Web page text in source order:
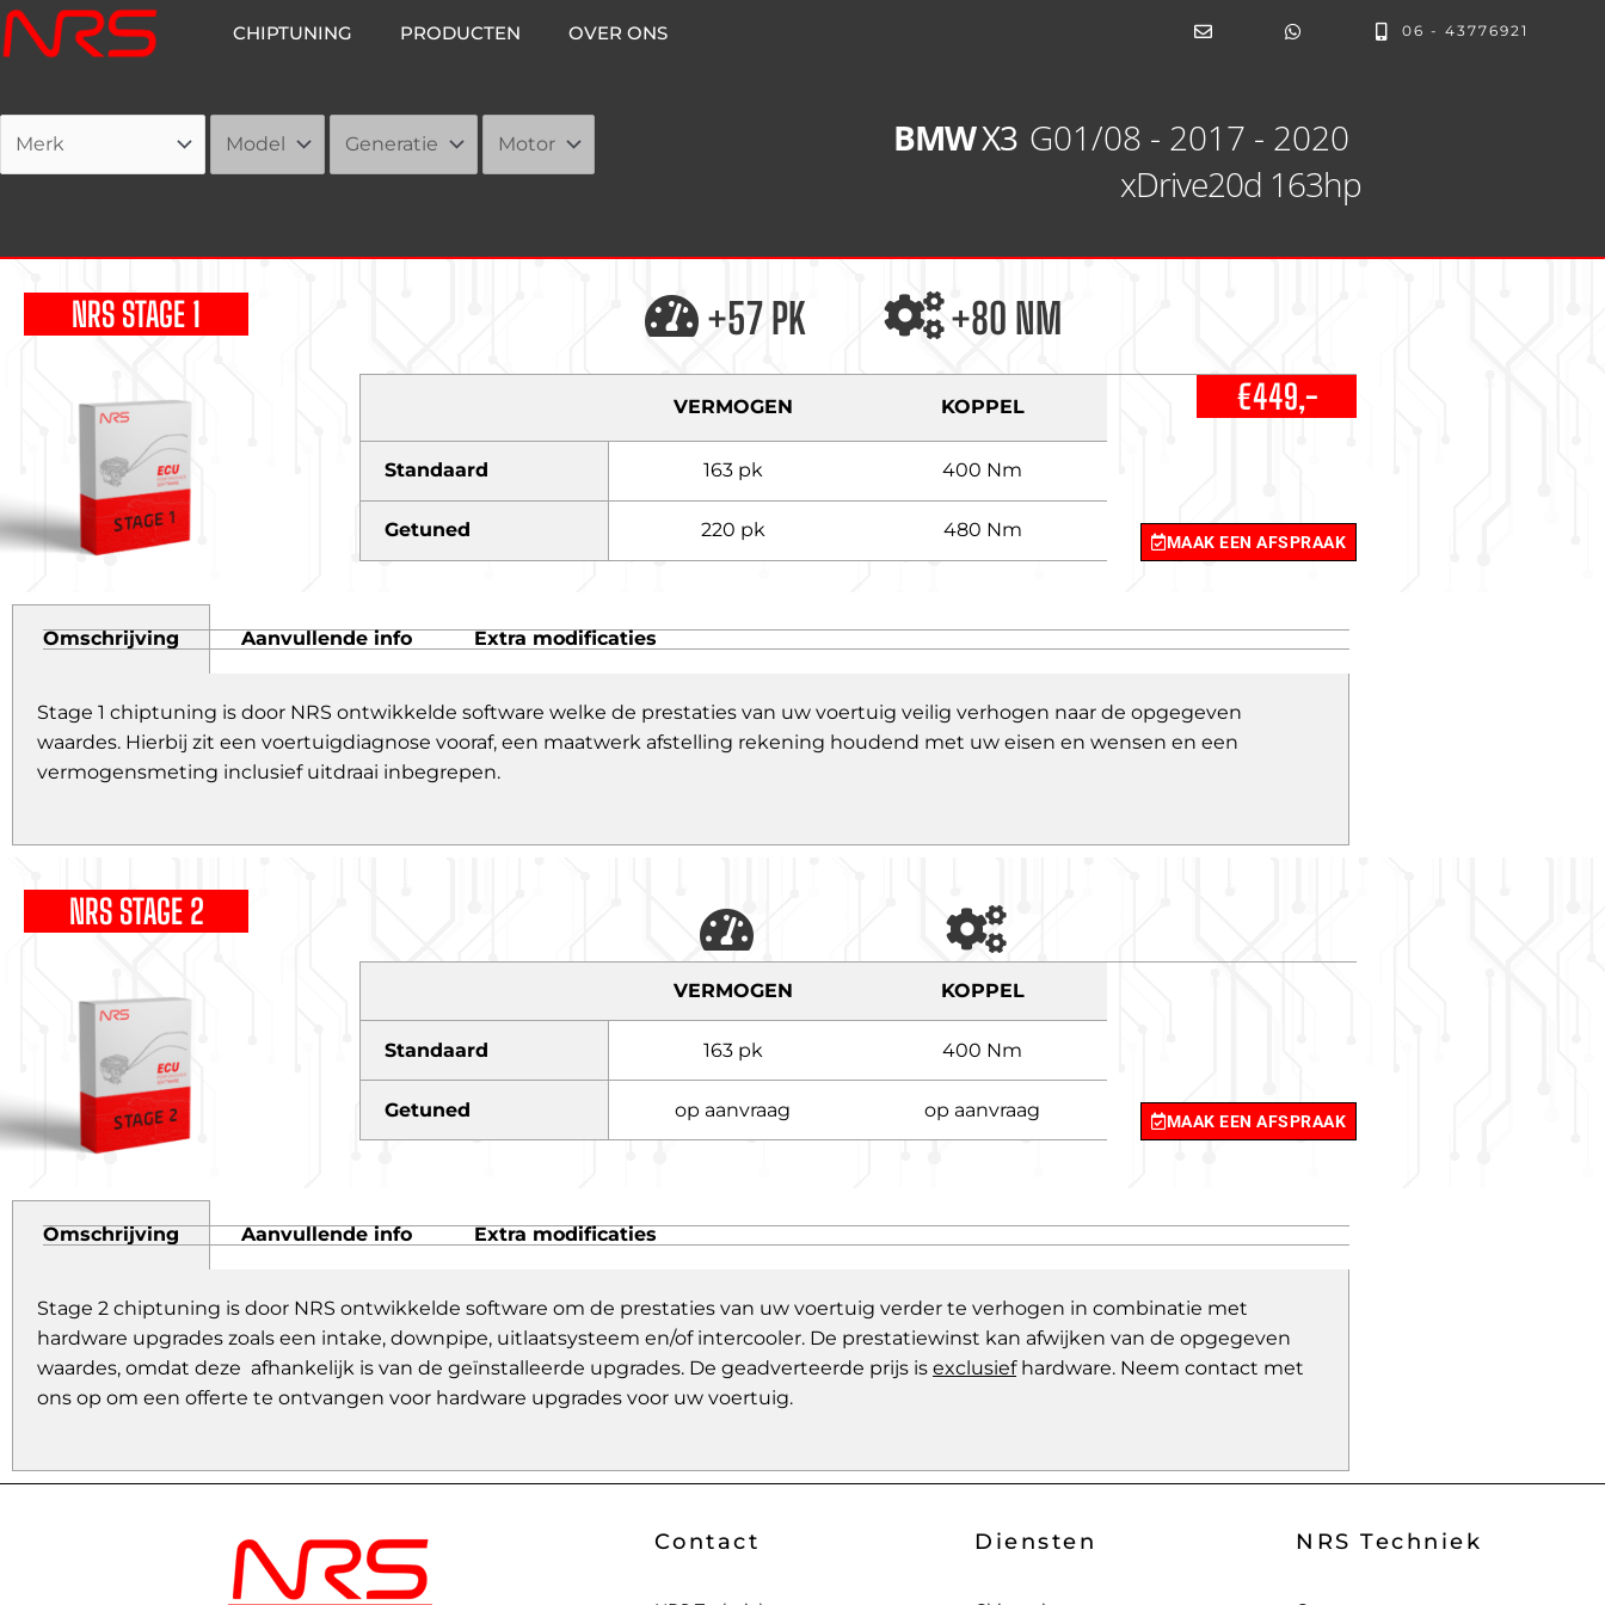
Ga
naar
CHIPTUNING PRODUCTEN OVER ONS 06 - 43776921
BMWX3 G01/08 - 2017 - 2020
xDrive20d 163hp
NRS STAGE 1 +57 PK +80 NM
VERMOGEN KOPPEL €449,-
Standaard 163 pk 400 Nm
Getuned 220 pk 480 Nm
MAAK EEN AFSPRAAK
Omschrijving Aanvullende info Extra modificaties
Stage 1 chiptuning is door NRS ontwikkelde software welke de prestaties van uw voertuig veilig verhogen naar de opgegeven
waardes. Hierbij zit een voertuigdiagnose vooraf, een maatwerk afstelling rekening houdend met uw eisen en wensen en een
vermogensmeting inclusief uitdraai inbegrepen.
NRS STAGE 2
VERMOGEN KOPPEL
Standaard 163 pk 400 Nm
Getuned op aanvraag op aanvraag
MAAK EEN AFSPRAAK
Omschrijving Aanvullende info Extra modificaties
Stage 2 chiptuning is door NRS ontwikkelde software om de prestaties van uw voertuig verder te verhogen in combinatie met
hardware upgrades zoals een intake, downpipe, uitlaatsysteem en/of intercooler. De prestatiewinst kan afwijken van de opgegeven
waardes, omdat deze afhankelijk is van de geïnstalleerde upgrades. De geadverteerde prijs is exclusiefhardware. Neem contact met
ons op om een offerte te ontvangen voor hardware upgrades voor uw voertuig.
Contact Diensten NRS Techniek